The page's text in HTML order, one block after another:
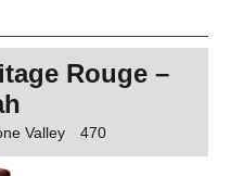
Rouge –
Valley 470